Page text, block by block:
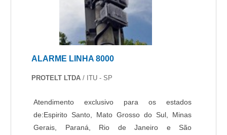
ALARME LINHA 8000
PROTELT LTDA / ITU - SP
Atendimento exclusivo para os estados
de:Espirito Santo, Mato Grosso do Sul, Minas
Gerais, Paraná, Rio de Janeiro e São